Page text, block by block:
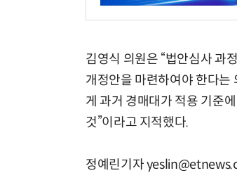
김영식 의원은 “법안심사 과
개정안을 마련하여야 한다는
게 과거 경매대가 적용 기준
것”이라고 지적했다.
정예린기자